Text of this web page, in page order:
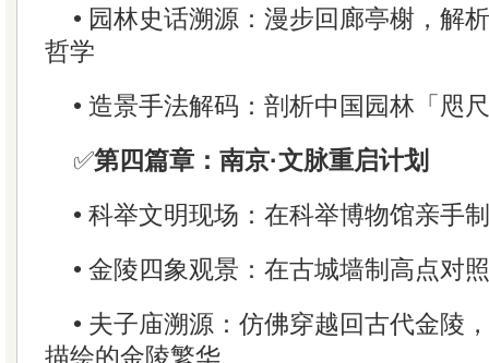
• 园林史话溯源：漫步回廊亭榭，解
哲学
• 造景手法解码：剖析中国园林「咫
✅第四篇章：南京·文脉重启计划
• 科举文明现场：在科举博物馆亲手
• 金陵四象观景：在古城墙制高点对
• 夫子庙溯源：仿佛穿越回古代金陵
描绘的金陵繁华